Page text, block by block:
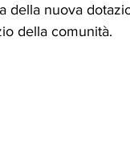
della nuova
della comunità.